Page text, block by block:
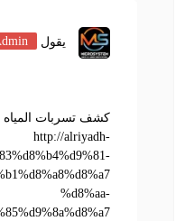
يقول
كشف تسربات المياه
http://alriyadh-
%d8%aa-